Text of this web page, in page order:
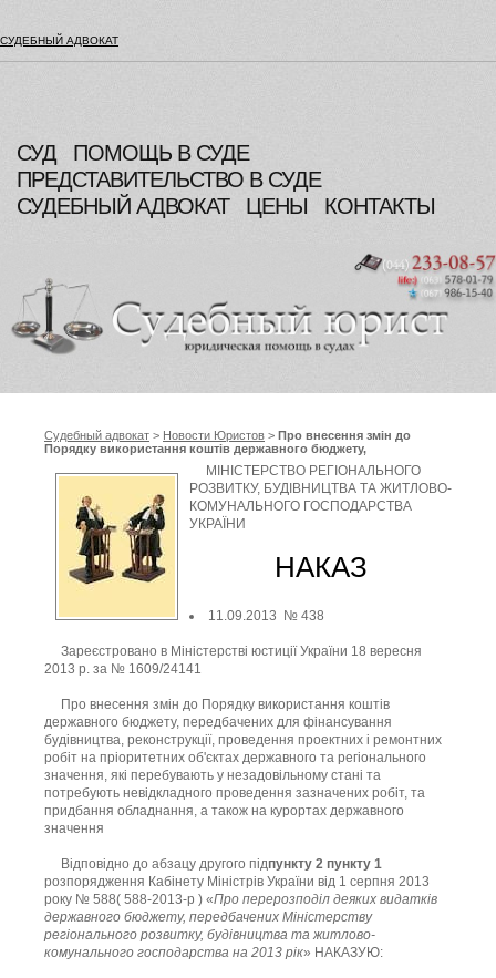
СУДЕБНЫЙ АДВОКАТ
СУД
ПОМОЩЬ В СУДЕ
ПРЕДСТАВИТЕЛЬСТВО В СУДЕ
СУДЕБНЫЙ АДВОКАТ
ЦЕНЫ КОНТАКТЫ
Судебный адвокат > Новости Юристов > Про внесення змін до
Порядку використання коштів державного бюджету,
проведення проектних і ремонтних робіт на пріоритетних
об'єктах державного та регіонального значення, які перебувають
у незадовільному стані та потребують невідкладного проведення
зазначених робіт, а також на курортах державного значення,
Міністерство регіонального розвитку, будівництва та житлово-
комунального господарства України
МІНІСТЕРСТВО РЕГІОНАЛЬНОГО
РОЗВИТКУ, БУДІВНИЦТВА ТА ЖИТЛОВО-
КОМУНАЛЬНОГО ГОСПОДАРСТВА
УКРАЇНИ
НАКАЗ
11.09.2013 № 438
Зареєстровано в Міністерстві юстиції України 18 вересня
2013 р. за № 1609/24141
Про внесення змін до Порядку використання коштів
державного бюджету, передбачених для фінансування
будівництва, реконструкції, проведення проектних і ремонтних
робіт на пріоритетних об'єктах державного та регіонального
значення, які перебувають у незадовільному стані та
потребують невідкладного проведення зазначених робіт, та
придбання обладнання, а також на курортах державного
значення
Відповідно до абзацу другого підпункту 2 пункту 1
розпорядження Кабінету Міністрів України від 1 серпня 2013
року № 588( 588-2013-р ) «Про перерозподіл деяких видатків
державного бюджету, передбачених Міністерству
регіонального розвитку, будівництва та житлово-
комунального господарства на 2013 рік» НАКАЗУЮ: